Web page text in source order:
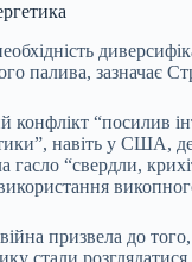
палива, зазначає
конфлікт “посилив
навіть у США, де
гасло “свердли,
призвела до
стали розглядатися